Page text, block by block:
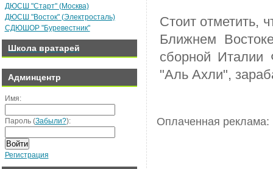
ДЮСШ "Старт" (Москва)
ДЮСШ "Восток" (Электросталь)
СДЮШОР "Буревестник"
Школа вратарей
Админцентр
Имя:
Пароль (Забыли?):
Войти
Регистрация
Стоит отметить,
Ближнем
сборной
"Аль Ахли",
Оплаченная реклама: